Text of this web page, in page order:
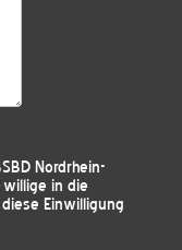
Nordrhein-
in die
Einwilligung